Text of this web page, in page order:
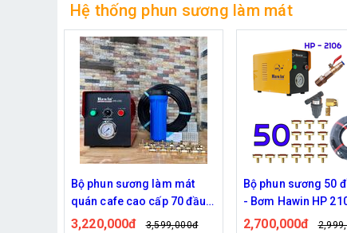
Hệ thống phun sương làm mát
Bộ phun sương 50 đầu phun
- Bơm Hawin HP 2106 lọc
rác 50M dây
2,700,000đ 2,999,000đ
Hệ thống phun
mát trọn bộ Daehan
6017 20 béc
1,130,000đ